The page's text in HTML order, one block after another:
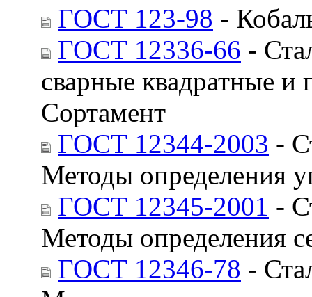
ГОСТ 123-98 -
ГОСТ 12336-66 -
сварные квадратные и
Сортамент
ГОСТ 12344-2003 -
Методы определения
ГОСТ 12345-2001 -
Методы определения
ГОСТ 12346-78 -